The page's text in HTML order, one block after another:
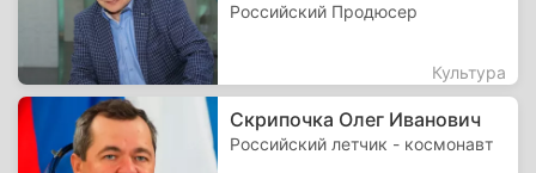
Российский Продюсер
Культура
Скрипочка Олег Иванович
Российский летчик - космонавт